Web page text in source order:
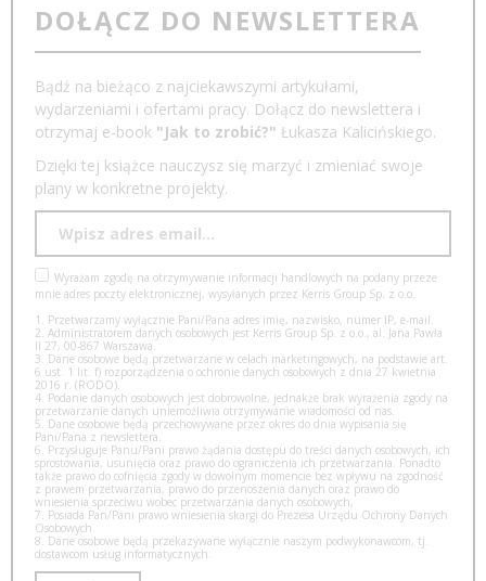
DOŁĄCZ DO NEWSLETTERA
Bądź na bieżąco z najciekawszymi artykułami,
wydarzeniami i ofertami pracy. Dołącz do newslettera i
otrzymaj e-book "Jak to zrobić?" Łukasza Kalicińskiego.
Dzięki tej książce nauczysz się marzyć i zmieniać swoje
plany w konkretne projekty.
Wyrażam zgodę na otrzymywanie informacji handlowych na podany przeze
mnie adres poczty elektronicznej, wysyłanych przez Kerris Group Sp. z o.o.
1. Przetwarzamy wyłącznie Pani/Pana adres imię, nazwisko, numer IP, e-mail.
2. Administratorem danych osobowych jest Kerris Group Sp. z o.o., al. Jana Pawła
II 27, 00-867 Warszawa.
3. Dane osobowe będą przetwarzane w celach marketingowych, na podstawie art.
6 ust. 1 lit. f) rozporządzenia o ochronie danych osobowych z dnia 27 kwietnia
2016 r. (RODO).
4. Podanie danych osobowych jest dobrowolne, jednakże brak wyrażenia zgody na
przetwarzanie danych uniemożliwia otrzymywanie wiadomości od nas.
5. Dane osobowe będą przechowywane przez okres do dnia wypisania się
Pani/Pana z newslettera.
6. Przysługuje Panu/Pani prawo żądania dostępu do treści danych osobowych, ich
sprostowania, usunięcia oraz prawo do ograniczenia ich przetwarzania. Ponadto
także prawo do cofnięcia zgody w dowolnym momencie bez wpływu na zgodność
z prawem przetwarzania, prawo do przenoszenia danych oraz prawo do
wniesienia sprzeciwu wobec przetwarzania danych osobowych,
7. Posiada Pan/Pani prawo wniesienia skargi do Prezesa Urzędu Ochrony Danych
Osobowych.
8. Dane osobowe będą przekazywane wyłącznie naszym podwykonawcom, tj.
dostawcom usług informatycznych.